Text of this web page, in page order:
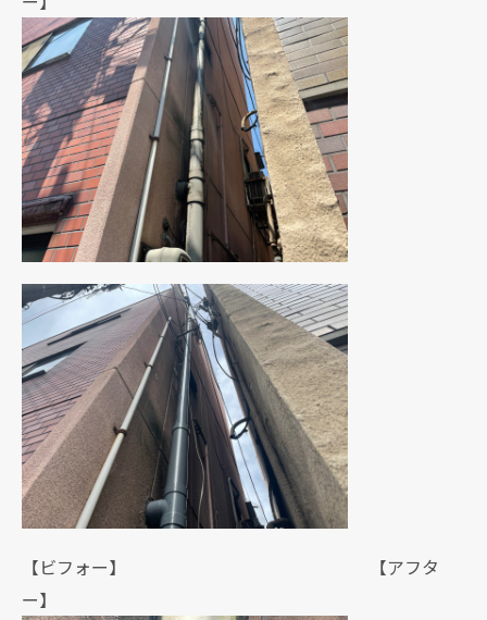
【ビフォー】 【アフタ
ー】